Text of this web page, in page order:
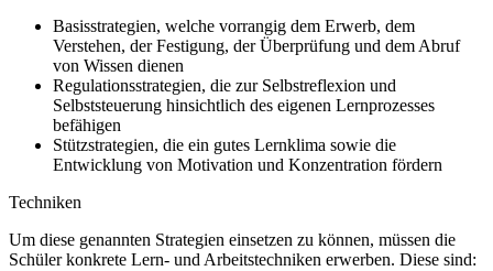
Basisstrategien, welche vorrangig dem Erwerb, dem
Verstehen, der Festigung, der Überprüfung und dem Abruf
von Wissen dienen
Regulationsstrategien, die zur Selbstreflexion und
Selbststeuerung hinsichtlich des eigenen Lernprozesses
befähigen
Stützstrategien, die ein gutes Lernklima sowie die
Entwicklung von Motivation und Konzentration fördern
Techniken
Um diese genannten Strategien einsetzen zu können, müssen die
Schüler konkrete Lern- und Arbeitstechniken erwerben. Diese sind: